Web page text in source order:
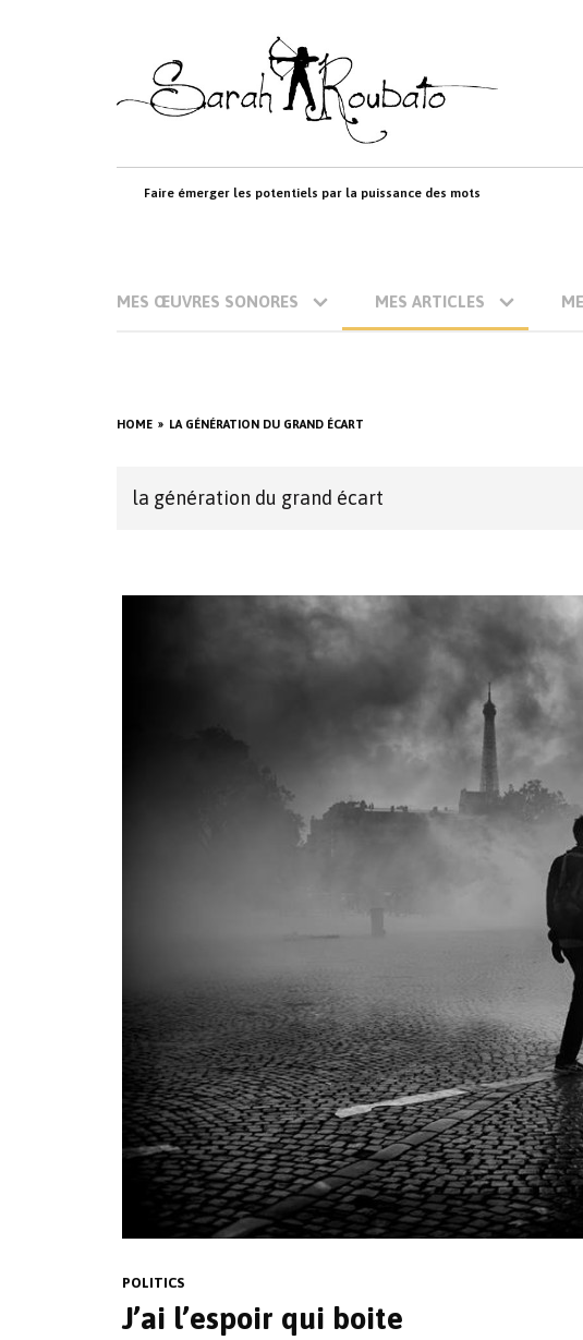
content
Faire émerger les potentiels par la puissance des mots
MES ŒUVRES SONORES MES ARTICLES
HOME LA GÉNÉRATION DU GRAND ÉCART
la génération du grand écart
POLITICS
J’ai l’espoir qui boite